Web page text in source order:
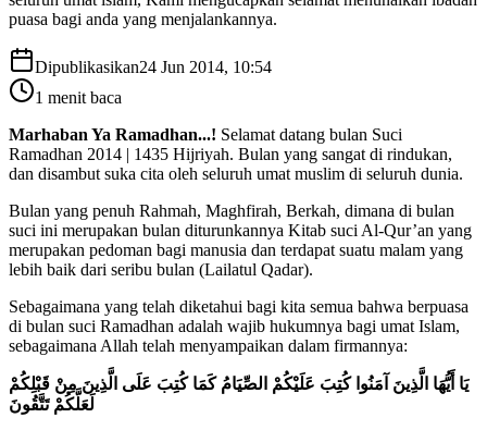
puasa bagi anda yang menjalankannya.
Dipublikasikan24 Jun 2014, 10:54
1 menit baca
Marhaban Ya Ramadhan...! Selamat datang bulan Suci
Ramadhan 2014 | 1435 Hijriyah. Bulan yang sangat di rindukan,
dan disambut suka cita oleh seluruh umat muslim di seluruh dunia.
Bulan yang penuh Rahmah, Maghfirah, Berkah, dimana di bulan
suci ini merupakan bulan diturunkannya Kitab suci Al-Qur’an yang
merupakan pedoman bagi manusia dan terdapat suatu malam yang
lebih baik dari seribu bulan (Lailatul Qadar).
Sebagaimana yang telah diketahui bagi kita semua bahwa berpuasa
di bulan suci Ramadhan adalah wajib hukumnya bagi umat Islam,
sebagaimana Allah telah menyampaikan dalam firmannya:
يَا أَيُّهَا الَّذِينَ آمَنُوا كُتِبَ عَلَيْكُمْ الصِّيَامُ كَمَا كُتِبَ عَلَى الَّذِينَ مِنْ قَبْلِكُمْ
لَعَلَّكُمْ تَتَّقُونَ